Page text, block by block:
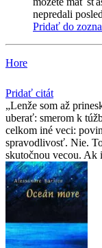
nepredali
Pridať do
Hore
Pridať citát
Lenže som až
uberať: smerom k
celkom iné veci:
spravodlivosť. Nie.
skutočnou vecou. Ak